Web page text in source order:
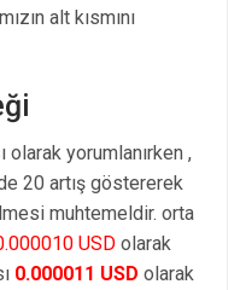
alt kısmını
yorumlanırken ,
20 artış göstererek
muhtemeldir. orta
USD olarak
0.000011 USD olarak